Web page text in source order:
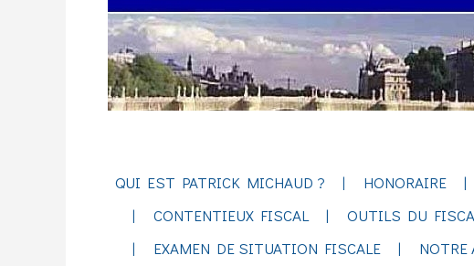
QUI EST PATRICK MICHAUD ? HONORAIRE
CONTENTIEUX FISCAL
OUTILS DU
EXAMEN DE SITUATION FISCALE